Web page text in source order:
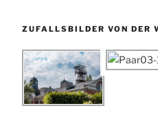
ZUFALLSBILDER VON DER